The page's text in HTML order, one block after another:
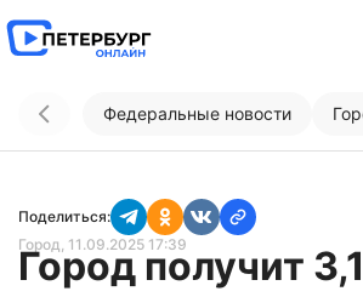
Федеральные новости
Поделиться:
Город, 11.09.2025 17:39
Город получит